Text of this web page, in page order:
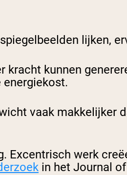
lijken,
kracht kunnen
vaak makkelijker
Excentrisch werk
in het Journal